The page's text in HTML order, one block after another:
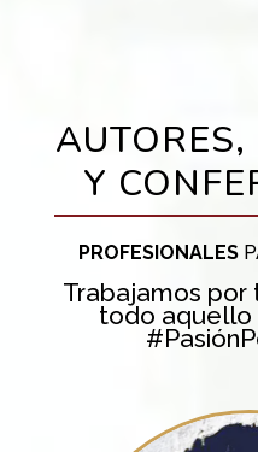
AUTORES,
Y
PROFESIONALES
Trabajamos por
todo aquello